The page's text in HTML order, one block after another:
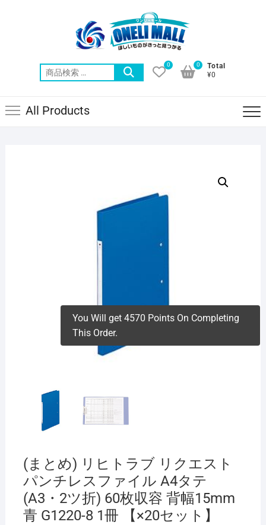
索
0
Total
¥0
0
All Products
(まとめ) リヒトラブ リクエスト
パンチレスファイル A4タテ
(A3・2ツ折) 60枚収容 背幅15mm
青 G1220-8 1冊 【×20セット】
You Will get 4570 Points On Completing
This Order.